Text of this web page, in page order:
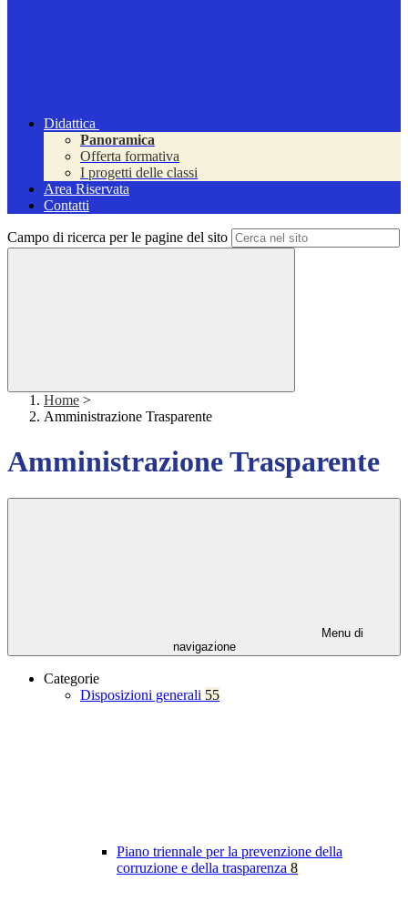
Didattica
Panoramica
Offerta formativa
I progetti delle classi
Area Riservata
Contatti
Campo di ricerca per le pagine del sito
Home >
Amministrazione Trasparente
Amministrazione Trasparente
Menu di
navigazione
Categorie
Disposizioni generali 55
Piano triennale per la prevenzione della
corruzione e della trasparenza 8